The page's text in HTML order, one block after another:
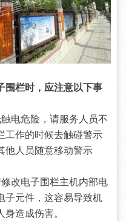
围栏时，应注意以下事
电危险，请服务人员不
工作的时候去触碰警示
他人员随意移动警示
改电子围栏主机内部电
子元件，这容易导致机
造成伤害。